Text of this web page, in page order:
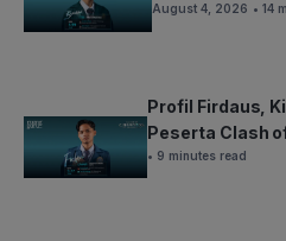
August 4, 2026 • 14
Profil Firdaus,
Peserta Clash
• 9 minutes read